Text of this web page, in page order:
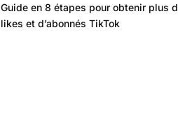
Guide en 8 étapes pour obtenir plus
likes et d’abonnés TikTok